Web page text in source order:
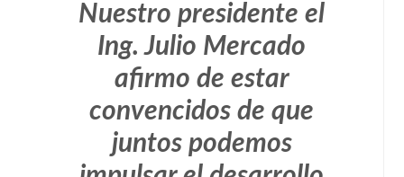
Nuestro presidente el
Ing. Julio Mercado
afirmo de estar
convencidos de que
juntos podemos